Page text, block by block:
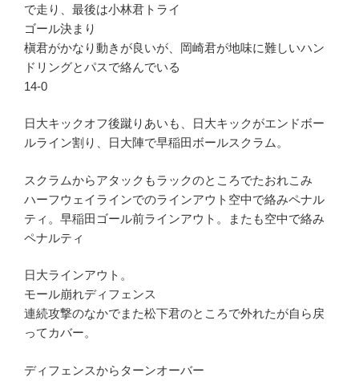
で走り、最後は小林君トライ
ゴール決まり
槇君がかなり動きが良いが、岡崎君が地味に難しいハン
ドリングとパスで絡んでいる
14-0
日大キックオフ後蹴りあいも、日大キックがエンドボー
ルライン割り、日大陣で早稲田ボールスクラム。
スクラムからアタックもラックのところでたおれこみ
ハーフウェイラインでのラインアウト空中で絡みペナル
ティ。早稲田ゴール前ラインアウト。またも空中で絡み
ペナルティ
日大ラインアウト。
モール崩れディフェンス
連続攻撃のなかでまた松下君のところで外れたが自ら戻
ってカバー。
ディフェンスからターンオーバー